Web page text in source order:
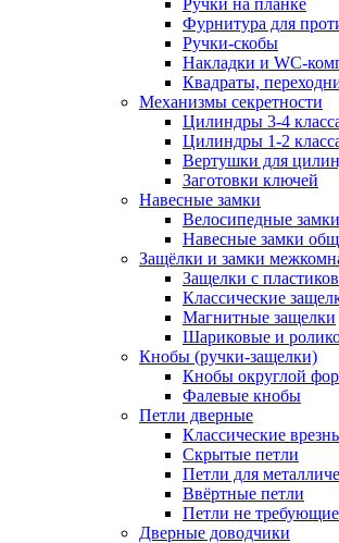
Ручки на планке
Фурнитура для
Ручки-скобы
Накладки и WC-
Квадраты,
Механизмы секретности
Цилиндры 3-4
Цилиндры 1-2
Вертушки для
Заготовки ключей
Навесные замки
Велосипедные замки
Навесные замки
Защёлки и замки
Защелки с
Классические
Магнитные защелки
Шариковые и
Кнобы (ручки-защелки)
Кнобы округлой
Фалевые кнобы
Петли дверные
Классические
Скрытые петли
Петли для
Ввёртные петли
Петли не
Дверные доводчики